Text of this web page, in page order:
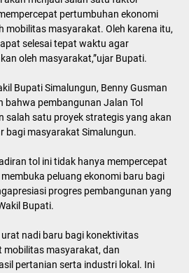
pertumbuhan ekonomi
mobilitas masyarakat. Oleh karena itu,
selesai tepat waktu agar
oleh masyarakat,”ujar Bupati.
Bupati Simalungun, Benny Gusman
bahwa pembangunan Jalan Tol
salah satu proyek strategis yang akan
bagi masyarakat Simalungun.
tol ini tidak hanya mempercepat
peluang ekonomi baru bagi
progres pembangunan yang
Bupati.
nadi baru bagi konektivitas
mobilitas masyarakat, dan
pertanian serta industri lokal. Ini